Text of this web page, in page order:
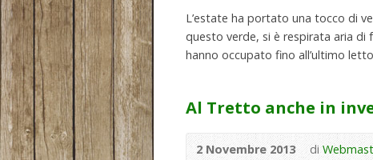
L’estate ha portato una tocco di
questo verde, si è respirata aria di
hanno occupato fino all’ultimo
Al Tretto anche in
2 Novembre 2013 di